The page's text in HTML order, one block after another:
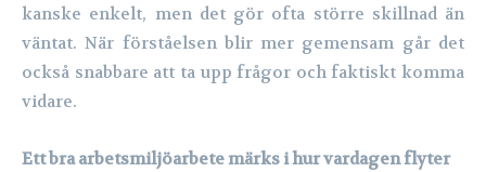
kanske enkelt, men det gör ofta större skillnad än
väntat. När förståelsen blir mer gemensam går det
också snabbare att ta upp frågor och faktiskt komma
vidare.
Ett bra arbetsmiljöarbete märks i hur vardagen flyter